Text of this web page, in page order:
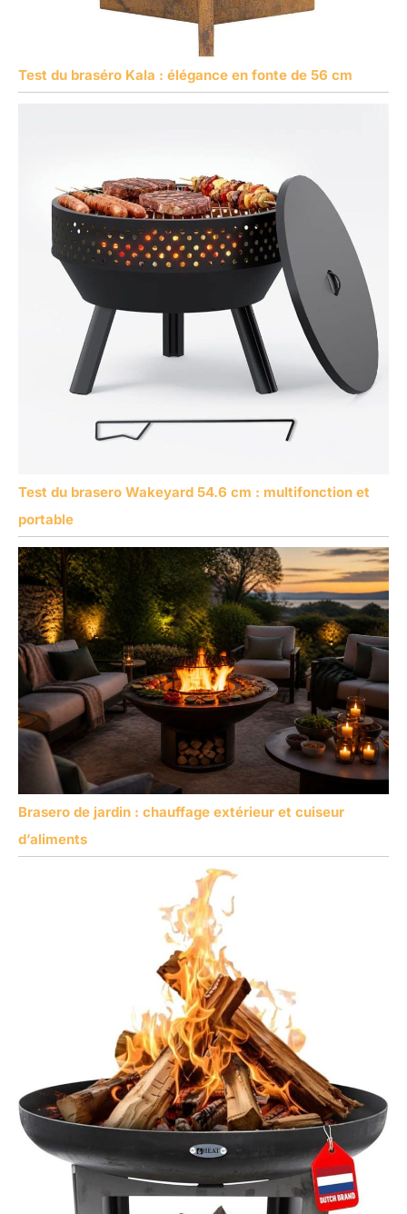
Test du braséro Kala : élégance en fonte de 56 cm
Test du brasero Wakeyard 54.6 cm : multifonction et
portable
Brasero de jardin : chauffage extérieur et cuiseur
d’aliments